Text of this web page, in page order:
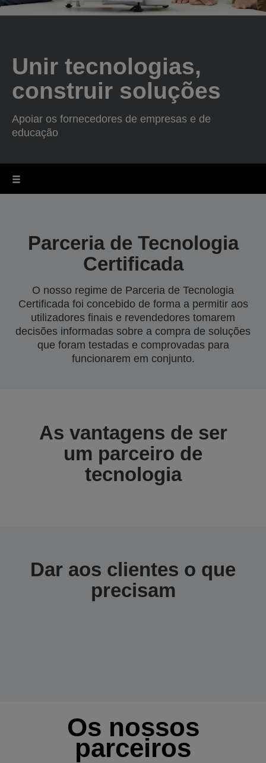
Unir tecnologias,
construir soluções
Apoiar os fornecedores de empresas e de
educação
Parceria de Tecnologia
Certificada
O nosso regime de Parceria de Tecnologia
Certificada foi concebido de forma a permitir aos
utilizadores finais e revendedores tomarem
decisões informadas sobre a compra de soluções
que foram testadas e comprovadas para
funcionarem em conjunto.
As vantagens de ser
um parceiro de
tecnologia
Dar aos clientes o que
precisam
Os nossos
parceiros